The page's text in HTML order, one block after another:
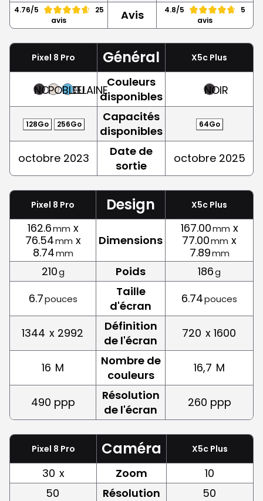
4.76/5
25
avis
Avis 4.8/5
5
avis
Pixel 8 Pro Général X5c Plus
NOIRPORCELAINE
BLEU
Couleurs
disponibles
NOIR
128Go 256Go
Capacités
disponibles
64Go
octobre 2023
Date de
sortie
octobre 2025
Pixel 8 Pro Design X5c Plus
162.6mm x
76.54mm x
8.74mm
Dimensions
167.00mm x
77.00mm x
7.89mm
210g Poids 186g
6.7pouces
Taille
d'écran
6.74pouces
1344 x 2992
Définition
de l'écran
720 x 1600
16 M
Nombre de
couleurs
16,7 M
490 ppp
Résolution
de l'écran
260 ppp
Pixel 8 Pro Caméra X5c Plus
30 x Zoom
10
50
Résolution
50